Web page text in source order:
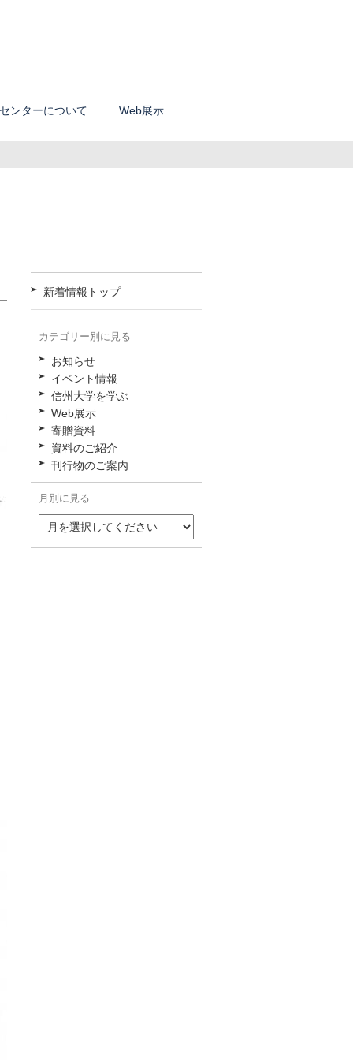
センターについて Web展示
新着情報トップ
カテゴリー別に見る
お知らせ
イベント情報
信州大学を学ぶ
Web展示
寄贈資料
資料のご紹介
刊行物のご案内
月別に見る